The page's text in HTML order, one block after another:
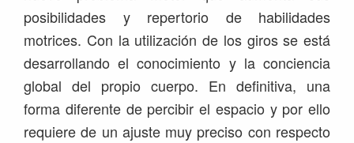
posibilidades y repertorio de habilidades
motrices. Con la utilización de los giros se está
desarrollandoel conocimiento y la conciencia
global del propio cuerpo. En definitiva, una
forma diferente de percibir el espacio y por ello
requiere de un ajuste muy preciso con respecto